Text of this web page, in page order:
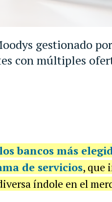
gestionado
con múltiples
bancos más
de servicios, que
índole en el